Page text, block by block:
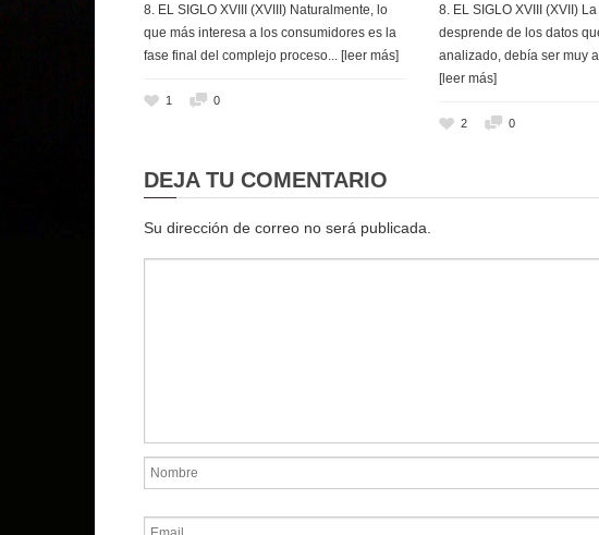
8. EL SIGLO XVIII (XVIII) Naturalmente, lo
que más interesa a los consumidores es la
fase final del complejo proceso... [leer más]
1 0
8. EL SIGLO XVIII (XVII)
desprende de los datos
analizado, debía ser muy
[leer más]
2 0
DEJA TU COMENTARIO
Su dirección de correo no será publicada.